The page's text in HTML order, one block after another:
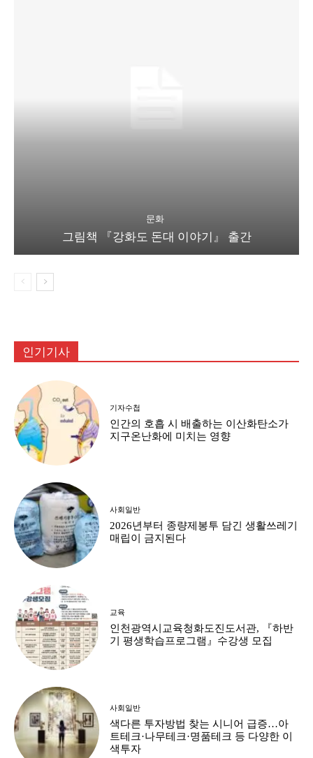
문화
그림책 『강화도 돈대 이야기』 출간
인기기사
기자수첩
인간의 호흡 시 배출하는 이산화탄소가
지구온난화에 미치는 영향
사회일반
2026년부터 종량제봉투 담긴 생활쓰레기
매립이 금지된다
교육
인천광역시교육청화도진도서관, 『하반
기 평생학습프로그램』수강생 모집
사회일반
색다른 투자방법 찾는 시니어 급증…아
트테크·나무테크·명품테크 등 다양한 이
색투자